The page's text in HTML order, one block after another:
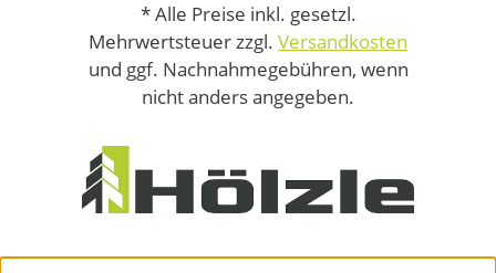
* Alle Preise inkl. gesetzl.
Mehrwertsteuer zzgl. Versandkosten
und ggf. Nachnahmegebühren, wenn
nicht anders angegeben.